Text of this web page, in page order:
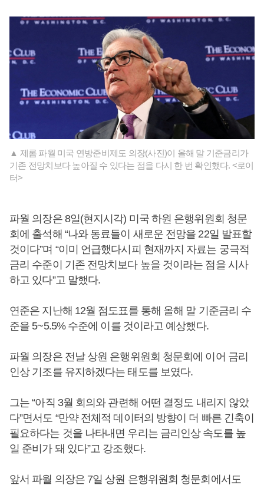
▲ 제롬 파월 미국 연방준비제도 의장(사진)이 올해 말 기준금리가
기존 전망치보다 높아질 수 있다는 점을 다시 한 번 확인했다. <로이
터>
파월 의장은 8일(현지시각) 미국 하원 은행위원회 청문
회에 출석해 “나와 동료들이 새로운 전망을 22일 발표할
것이다”며 “이미 언급했다시피 현재까지 자료는 궁극적
금리 수준이 기존 전망치보다 높을 것이라는 점을 시사
하고 있다”고 말했다.
연준은 지난해 12월 점도표를 통해 올해 말 기준금리 수
준을 5~5.5% 수준에 이를 것이라고 예상했다.
파월 의장은 전날 상원 은행위원회 청문회에 이어 금리
인상 기조를 유지하겠다는 태도를 보였다.
그는 “아직 3월 회의와 관련해 어떤 결정도 내리지 않았
다”면서도 “만약 전체적 데이터의 방향이 더 빠른 긴축이
필요하다는 것을 나타내면 우리는 금리인상 속도를 높
일 준비가 돼 있다”고 강조했다.
앞서 파월 의장은 7일 상원 은행위원회 청문회에서도